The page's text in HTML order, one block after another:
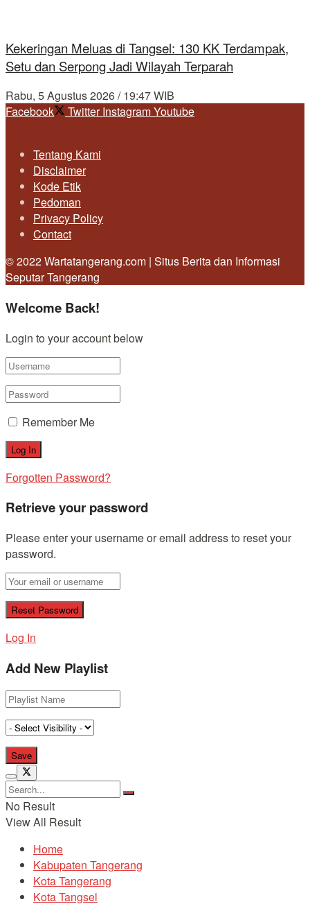
Kekeringan Meluas di Tangsel: 130 KK Terdampak,
Setu dan Serpong Jadi Wilayah Terparah
Rabu, 5 Agustus 2026 / 19:47 WIB
Facebook
Twitter InstagramYoutube
Tentang Kami
Disclaimer
Kode Etik
Pedoman
Privacy Policy
Contact
© 2022 Wartatangerang.com | Situs Berita dan Informasi
Seputar Tangerang
Welcome Back!
Login to your account below
Remember Me
Forgotten Password?
Retrieve your password
Please enter your username or email address to reset your
password.
Log In
Add New Playlist
No Result
View All Result
Home
Kabupaten Tangerang
Kota Tangerang
Kota Tangsel